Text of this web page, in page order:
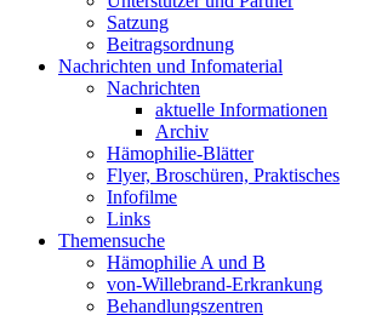
Satzung
Beitragsordnung
Nachrichten und Infomaterial
Nachrichten
aktuelle Informationen
Archiv
Hämophilie-Blätter
Flyer, Broschüren, Praktisches
Infofilme
Links
Themensuche
Hämophilie A und B
von-Willebrand-Erkrankung
Behandlungszentren